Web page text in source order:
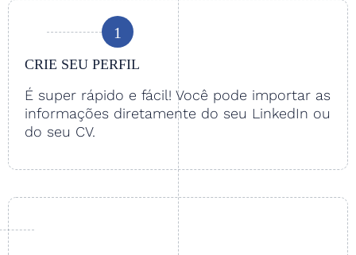
1
CRIE SEU PERFIL
É super rápido e fácil! Você pode importar as
informações diretamente do seu LinkedIn ou
do seu CV.